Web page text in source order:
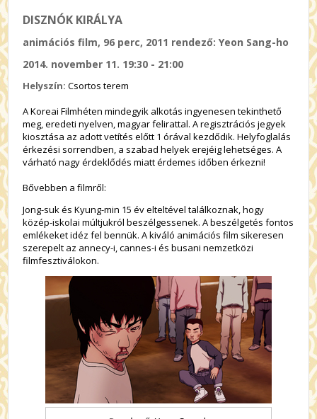
DISZNÓK KIRÁLYA
animációs film, 96 perc, 2011 rendező: Yeon Sang-ho
2014. november 11. 19:30 - 21:00
Helyszín:Csortos terem
A Koreai Filmhéten mindegyik alkotás ingyenesen tekinthető
meg, eredeti nyelven, magyar felirattal. A regisztrációs jegyek
kiosztása az adott vetítés előtt 1 órával kezdődik. Helyfoglalás
érkezési sorrendben, a szabad helyek erejéig lehetséges. A
várható nagy érdeklődés miatt érdemes időben érkezni!
Bővebben a filmről:
Jong-suk és Kyung-min 15 év elteltével találkoznak, hogy
közép-iskolai múltjukról beszélgessenek. A beszélgetés fontos
emlékeket idéz fel bennük. A kiváló animációs film sikeresen
szerepelt az annecy-i, cannes-i és busani nemzetközi
filmfesztiválokon.